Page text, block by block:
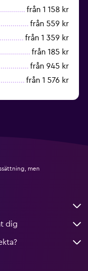
från 1 158 kr
från 559 kr
från 1 359 kr
från 185 kr
från 945 kr
från 1 576 kr
men
dig